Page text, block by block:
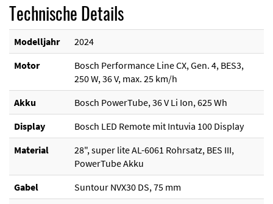
TechnischeDetails
Modelljahr
2024
Motor
Bosch Performance Line CX, Gen. 4, BES3,
250 W, 36 V, max. 25 km/h
Akku
Bosch PowerTube, 36 V Li Ion, 625 Wh
Display
Bosch LED Remote mit Intuvia 100 Display
Material
28", super lite AL-6061 Rohrsatz, BES III,
PowerTube Akku
Gabel
Suntour NVX30 DS, 75 mm